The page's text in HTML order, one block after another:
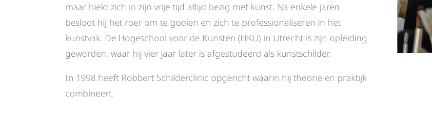
maar hield zich in zijn vrije tijd altijd bezig met kunst. Na enkele jaren
besloot hij het roer om te gooien en zich te professionaliseren in het
kunstvak. De Hogeschool voor de Kunsten (HKU) in Utrecht is zijn opleiding
geworden, waar hij vier jaar later is afgestudeerd als kunstschilder.
In 1998 heeft Robbert Schilderclinic opgericht waarin hij theorie en praktijk
combineert.